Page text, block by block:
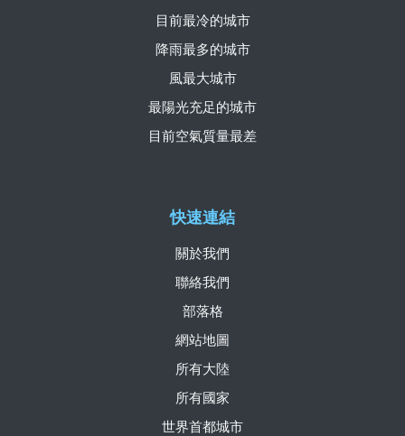
快速連結
關於我們
聯絡我們
部落格
網站地圖
所有大陸
所有國家
世界首都城市
目前最冷的城市
降雨最多的城市
風最大城市
最陽光充足的城市
目前空氣質量最差